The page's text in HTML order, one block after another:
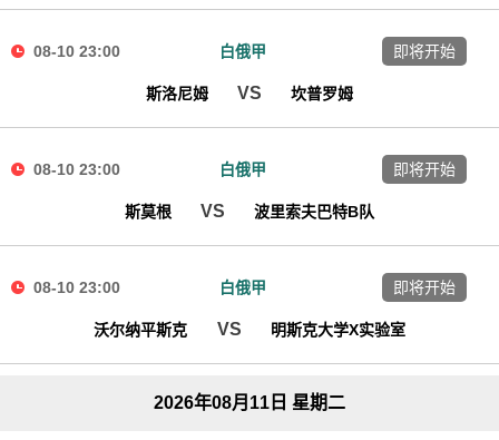
08-10 23:00 白俄甲
斯洛尼姆 VS 坎普罗姆
即将开始
08-10 23:00 白俄甲
斯莫根 VS 波里索夫巴特B队
即将开始
08-10 23:00 白俄甲
沃尔纳平斯克 VS 明斯克大学X实验室
即将开始
2026年08月11日 星期二